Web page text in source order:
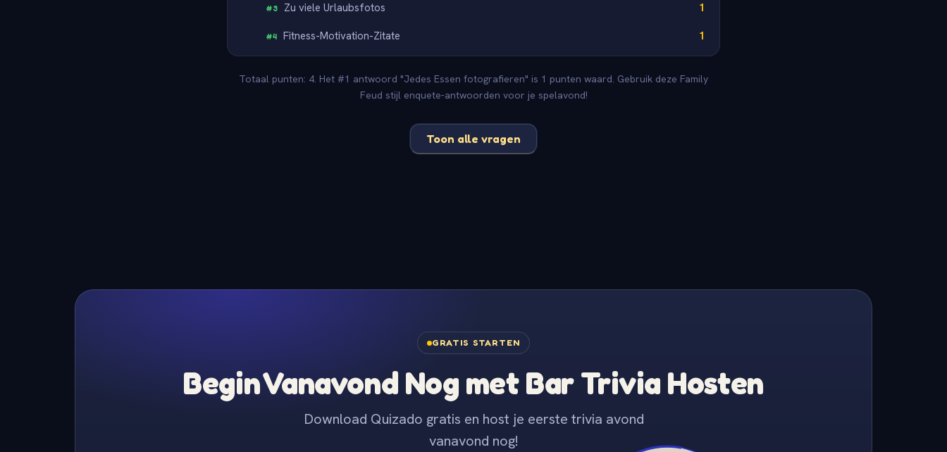
#3 Zu viele Urlaubsfotos 1
#4 Fitness-Motivation-Zitate 1
Totaal punten: 4. Het #1 antwoord "Jedes Essen fotografieren" is 1 punten waard. Gebruik deze Family
Feud stijl enquete-antwoorden voor je spelavond!
Toon alle vragen
GRATIS STARTEN
Begin Vanavond Nog met Bar Trivia Hosten
Download Quizado gratis en host je eerste trivia avond
vanavond nog!